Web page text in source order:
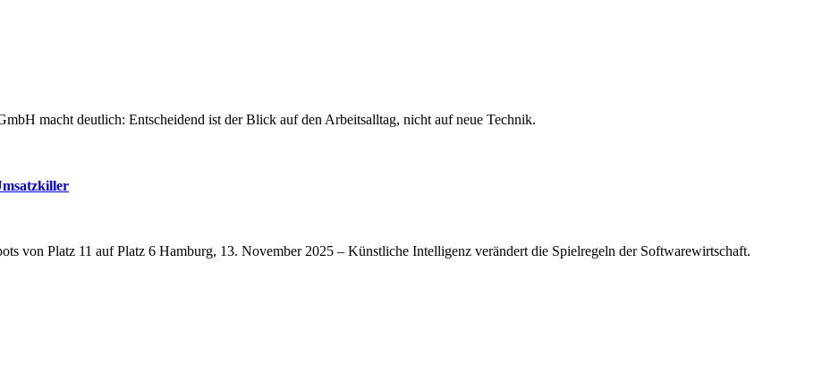
macht deutlich: Entscheidend ist der Blick auf den Arbeitsalltag, nicht auf neue Technik.